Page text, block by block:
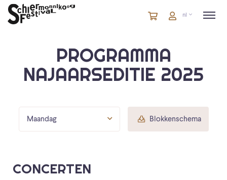
Winkelmandje
artikelen
Account
nl
PROGRAMMA
NAJAARSEDITIE 2025
Maandag Blokkenschema
CONCERTEN